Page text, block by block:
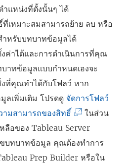
แหน่งที่ตั้งนั้นๆ ได้
เหมาะสมสามารถย้าย ลบ หรือ
ำหรับบทบาทข้อมูลได้
ค่าได้และการดำเนินการที่คุณ
าทข้อมูลแบบกำหนดเองจะ
งที่คุณทำได้กับโฟลว์ หาก
ลเพิ่มเติม โปรดดู จัดการโฟลว์
ลิ
ามสามารถของสิทธิ์(
ลิ
ง
ก์
ในส่วน
ลือของ Tableau Server
บทบาทข้อมูล คุณต้องทำการ
Prep Builder หรือใน